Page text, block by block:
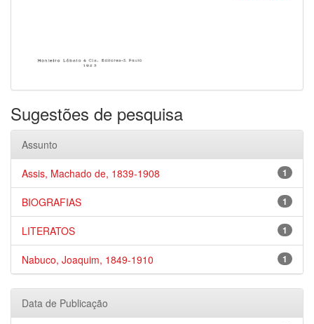
Sugestões de pesquisa
Assunto
1
Assis, Machado de, 1839-1908
1
BIOGRAFIAS
1
LITERATOS
1
Nabuco, Joaquim, 1849-1910
Data de Publicação